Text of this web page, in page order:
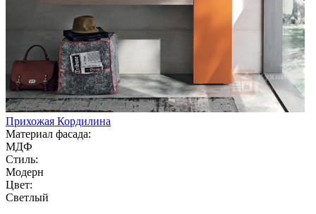
Прихожая Кордилина
Материал фасада:
МДФ
Стиль:
Модерн
Цвет:
Светлый